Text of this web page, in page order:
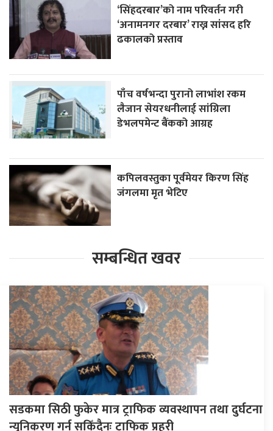
‘सिंहदरबार’को नाम परिवर्तन गरी
‘अनामनगर दरबार’ राख्न सांसद हरि
ढकालको प्रस्ताव
पाँच वर्षभन्दा पुरानो लाभांश रकम
लैजान सेयरधनीलाई सांग्रिला
डेभलपमेन्ट बैंकको आग्रह
कपिलवस्तुका पूर्वमेयर किरण सिंह
जंगलमा मृत भेटिए
सम्बन्धित खवर
सडकमा सिठी फुकेर मात्र ट्राफिक व्यवस्थापन तथा दुर्घटना
न्युनिकरण गर्न सकिँदैनः ट्राफिक प्रहरी